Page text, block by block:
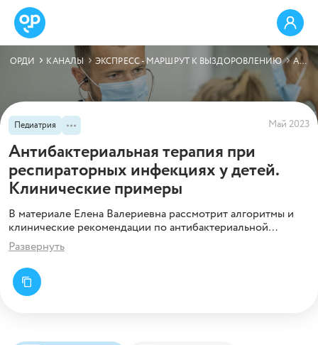
ОРДИ КАНАЛЫ ЭКСПРЕСС - МАРШРУТ К ВЫЗДОРОВЛЕНИЮ АНТИБАКТЕРИАЛЬНАЯ ТЕРАПИЯ ПРИ РЕСПИРАТОРНЫХ ИНФЕКЦИЯХ У ДЕТЕЙ. КЛИНИЧЕСКИЕ ПРИМЕРЫ
Педиатрия Май 2023
Антибактериальная терапия при
респираторных инфекциях у детей.
Клинические примеры
В материале Елена Валериевна рассмотрит алгоритмы и
клинические рекомендации по антибактериальной
терапии респираторных инфекций у детей.
Развернуть